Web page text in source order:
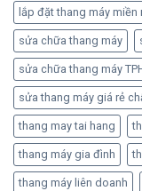
lắp đặt thang máy miền
sửa chữa thang máy
sửa chữa thang máy
sửa thang máy giá rẻ
thang may tai hang
thang máy gia đình
thang máy liên doanh